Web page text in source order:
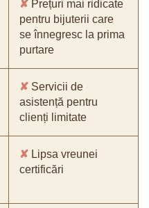
✘ Prețuri mai ridicate
pentru bijuterii care
se înnegresc la prima
purtare
✘ Servicii de
asistență pentru
clienți limitate
✘ Lipsa vreunei
certificări